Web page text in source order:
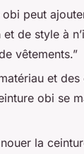
obi peut
de style à
vêtements.”
et
obi se
la